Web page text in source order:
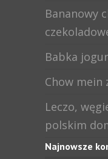
Bananowy
Babka
Chow mein
Leczo,
polskim
Najnowsze